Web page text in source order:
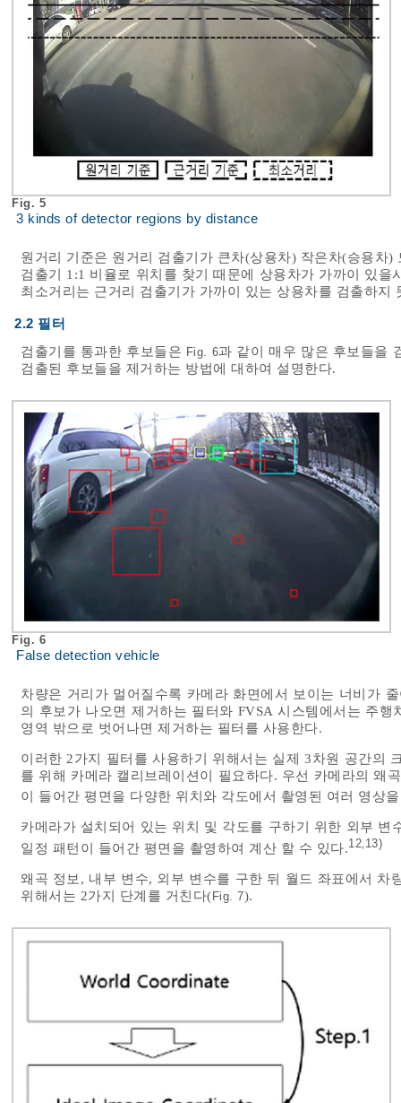
Fig. 5
3 kinds of detector regions by distance
원거리 기준은 원거리 검출기가 큰차(상용차) 작은차(승용차
검출기 1:1 비율로 위치를 찾기 때문에 상용차가 가까이 있
최소거리는 근거리 검출기가 가까이 있는 상용차를 검출하지
2.2 필터
검출기를 통과한 후보들은 Fig. 6과 같이 매우 많은 후보들을
검출된 후보들을 제거하는 방법에 대하여 설명한다.
Fig. 6
False detection vehicle
차량은 거리가 멀어질수록 카메라 화면에서 보이는 너비가
의 후보가 나오면 제거하는 필터와 FVSA 시스템에서는 주
영역 밖으로 벗어나면 제거하는 필터를 사용한다.
이러한 2가지 필터를 사용하기 위해서는 실제 3차원 공간의
를 위해 카메라 캘리브레이션이 필요하다. 우선 카메라의 왜
이 들어간 평면을 다양한 위치와 각도에서 촬영된 여러 영상
카메라가 설치되어 있는 위치 및 각도를 구하기 위한 외부
일정 패턴이 들어간 평면을 촬영하여 계산 할 수 있다.12 13)
왜곡 정보, 내부 변수, 외부 변수를 구한 뒤 월드 좌표에서
위해서는 2가지 단계를 거친다(Fig. 7).